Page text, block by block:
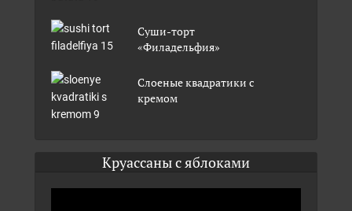
Суши-торт
«Филадельфия»
Слоеные квадратики с
кремом
Круассаны с яблоками